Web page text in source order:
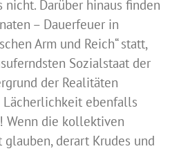
Darüber hinaus finden
– Dauerfeuer in
Arm und Reich“ statt,
Sozialstaat der
der Realitäten
Lächerlichkeit ebenfalls
Wenn die kollektiven
derart Krudes und